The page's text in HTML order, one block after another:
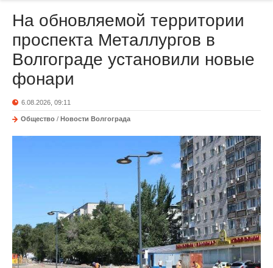
На обновляемой территории
проспекта Металлургов в
Волгограде установили новые
фонари
6.08.2026, 09:11
Общество / Новости Волгограда